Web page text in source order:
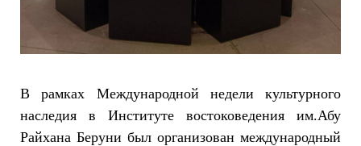
В рамках Международной недели культурного
наследия в Институте востоковедения им.Абу
Райхана Беруни был организован международный